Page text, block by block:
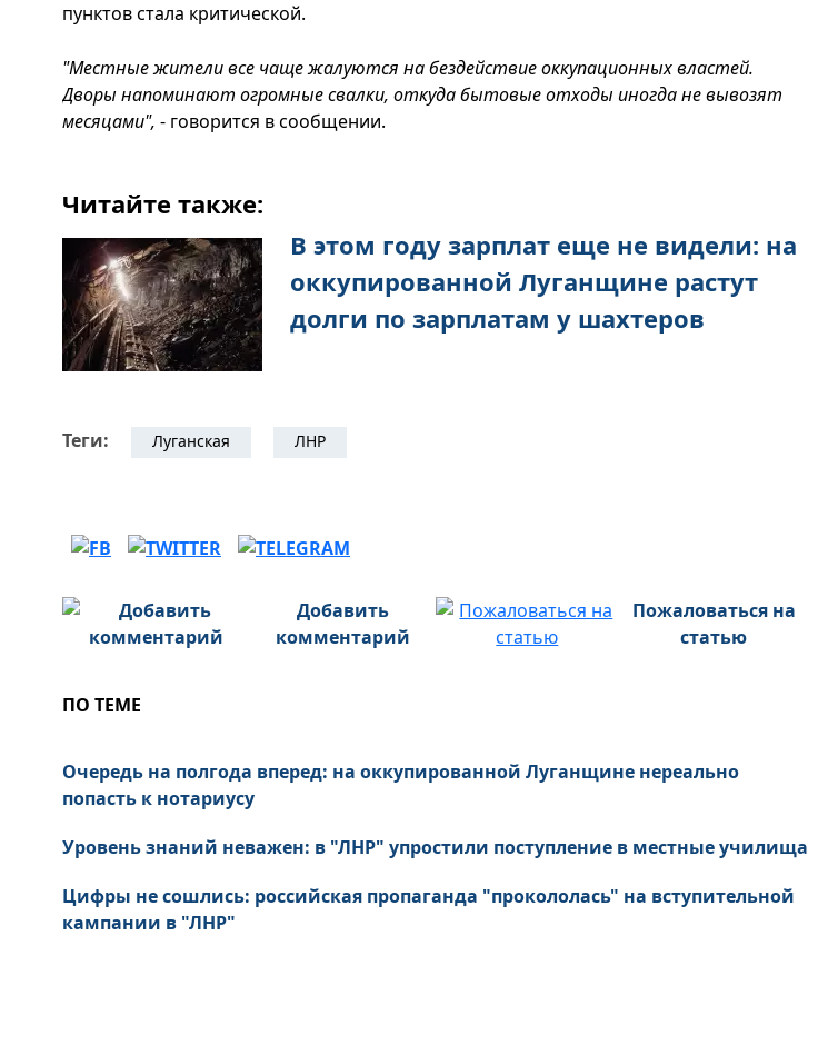
пунктов стала критической.
"Местные жители все чаще жалуются на бездействие оккупационных властей.
Дворы напоминают огромные свалки, откуда бытовые отходы иногда не вывозят
месяцами", - говорится в сообщении.
Читайте также:
В этом году зарплат еще не видели: на
оккупированной Луганщине растут
долги по зарплатам у шахтеров
Теги: Луганская ЛНР
Добавить
комментарий
Пожаловаться на
статью
ПО ТЕМЕ
Очередь на полгода вперед: на оккупированной Луганщине нереально
попасть к нотариусу
Уровень знаний неважен: в "ЛНР" упростили поступление в местные училища
Цифры не сошлись: российская пропаганда "прокололась" на вступительной
кампании в "ЛНР"